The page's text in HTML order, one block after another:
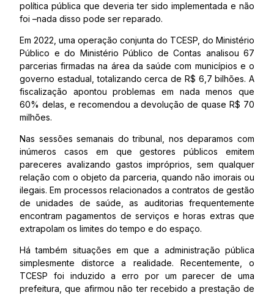
política pública que deveria ter sido implementada e não
foi –nada disso pode ser reparado.
Em 2022, uma operação conjunta do TCESP, do Ministério
Público e do Ministério Público de Contas analisou 67
parcerias firmadas na área da saúde com municípios e o
governo estadual, totalizando cerca de R$ 6,7 bilhões. A
fiscalização apontou problemas em nada menos que
60% delas, e recomendou a devolução de quase R$ 70
milhões.
Nas sessões semanais do tribunal, nos deparamos com
inúmeros casos em que gestores públicos emitem
pareceres avalizando gastos impróprios, sem qualquer
relação com o objeto da parceria, quando não imorais ou
ilegais. Em processos relacionados a contratos de gestão
de unidades de saúde, as auditorias frequentemente
encontram pagamentos de serviços e horas extras que
extrapolam os limites do tempo e do espaço.
Há também situações em que a administração pública
simplesmente distorce a realidade. Recentemente, o
TCESP foi induzido a erro por um parecer de uma
prefeitura, que afirmou não ter recebido a prestação de